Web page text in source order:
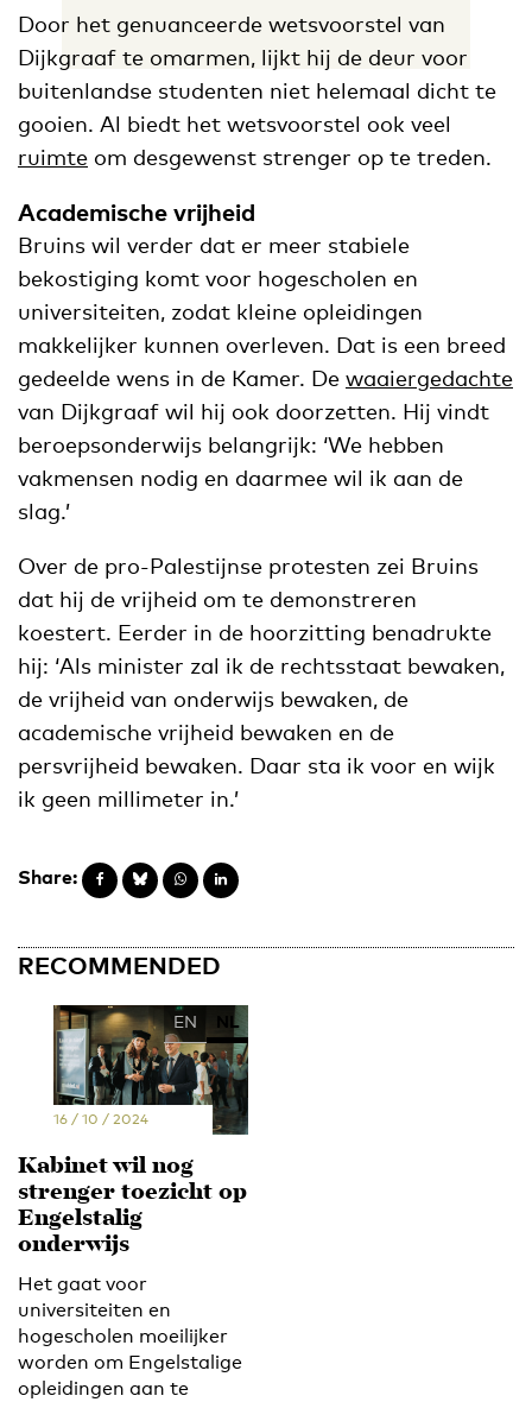
Door het genuanceerde wetsvoorstel van
Dijkgraaf te omarmen, lijkt hij de deur voor
buitenlandse studenten niet helemaal dicht te
gooien. Al biedt het wetsvoorstel ook veel
ruimte om desgewenst strenger op te treden.
Academische vrijheid
Bruins wil verder dat er meer stabiele
bekostiging komt voor hogescholen en
universiteiten, zodat kleine opleidingen
makkelijker kunnen overleven. Dat is een breed
gedeelde wens in de Kamer. De waaiergedachte
van Dijkgraaf wil hij ook doorzetten. Hij vindt
beroepsonderwijs belangrijk: ‘We hebben
vakmensen nodig en daarmee wil ik aan de
slag.’
Over de pro-Palestijnse protesten zei Bruins
dat hij de vrijheid om te demonstreren
koestert. Eerder in de hoorzitting benadrukte
hij: ‘Als minister zal ik de rechtsstaat bewaken,
de vrijheid van onderwijs bewaken, de
academische vrijheid bewaken en de
persvrijheid bewaken. Daar sta ik voor en wijk
ik geen millimeter in.’
Share:
RECOMMENDED
EN NL
16 / 10 / 2024
Kabinet wil nog
strenger toezicht op
Engelstalig
onderwijs
Het gaat voor
universiteiten en
hogescholen moeilijker
worden om Engelstalige
opleidingen aan te